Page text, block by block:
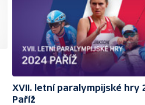
XVII. letní paralympijské hry
Paříž